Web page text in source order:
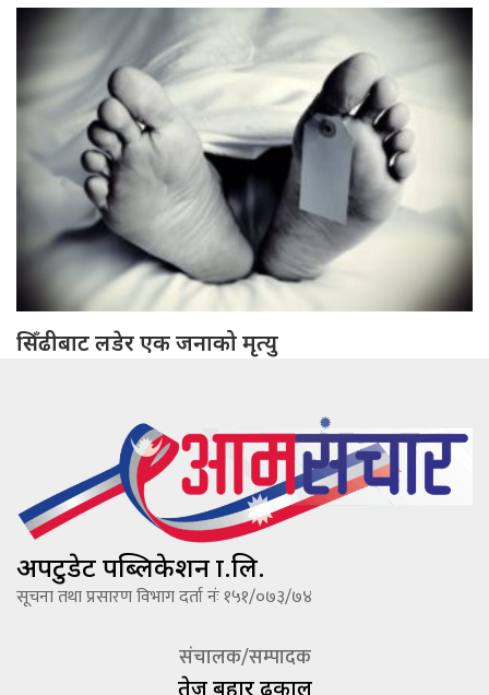
सिँढीबाट लडेर एक जनाको मृत्यु
अपटुडेट पब्लिकेशन प्रा.लि.
सूचना तथा प्रसारण विभाग दर्ता नंः १५१/०७३/७४
संचालक/सम्पादक
तेज बहादूर ढकाल